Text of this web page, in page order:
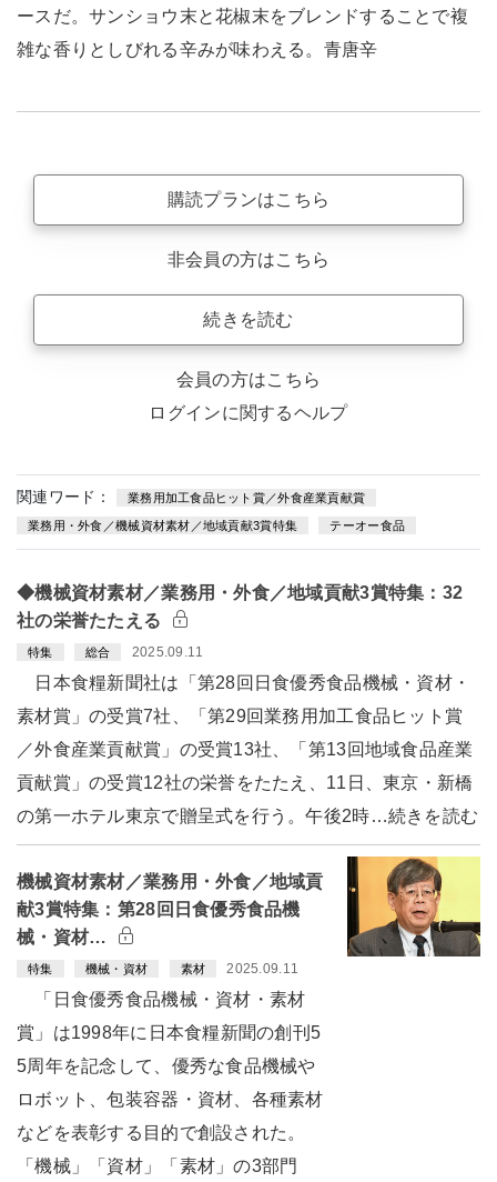
ースだ。サンショウ末と花椒末をブレンドすることで複
雑な香りとしびれる辛みが味わえる。青唐辛
購読プランはこちら
非会員の方はこちら
続きを読む
会員の方はこちら
ログインに関するヘルプ
関連ワード： 業務用加工食品ヒット賞／外食産業貢献賞
業務用・外食／機械資材素材／地域貢献3賞特集 テーオー食品
◆機械資材素材／業務用・外食／地域貢献3賞特集：32
社の栄誉たたえる
特集 総合 2025.09.11
日本食糧新聞社は「第28回日食優秀食品機械・資材・
素材賞」の受賞7社、「第29回業務用加工食品ヒット賞
／外食産業貢献賞」の受賞13社、「第13回地域食品産業
貢献賞」の受賞12社の栄誉をたたえ、11日、東京・新橋
の第一ホテル東京で贈呈式を行う。午後2時…続きを読む
機械資材素材／業務用・外食／地域貢
献3賞特集：第28回日食優秀食品機
械・資材…
特集 機械・資材 素材 2025.09.11
「日食優秀食品機械・資材・素材
賞」は1998年に日本食糧新聞の創刊5
5周年を記念して、優秀な食品機械や
ロボット、包装容器・資材、各種素材
などを表彰する目的で創設された。
「機械」「資材」「素材」の3部門